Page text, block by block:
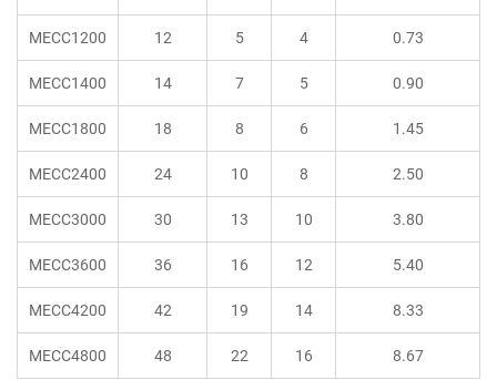
MECC1200 12 5 4 0.73
MECC1400 14 7 5 0.90
MECC1800 18 8 6 1.45
MECC2400 24 10 8 2.50
MECC3000 30 13 10 3.80
MECC3600 36 16 12 5.40
MECC4200 42 19 14 8.33
MECC4800 48 22 16 8.67